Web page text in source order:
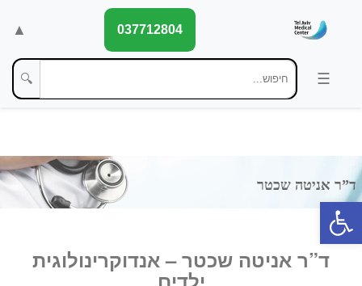
פתח סרגל נגישות
▲ 037712804
🔍
ד”ר אניטה שכטר–אנדוקרינולוגית
ילדים